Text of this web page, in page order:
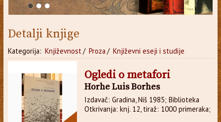
Detalji knjige
Kategorija: Književnost/ Proza/ Književni eseji i studije
Ogledi o metafori
Horhe Luis Borhes
Izdavač: Gradina, Niš 1985; Biblioteka
Otkrivanja: knj. 12, tiraž: 1000 primeraka;